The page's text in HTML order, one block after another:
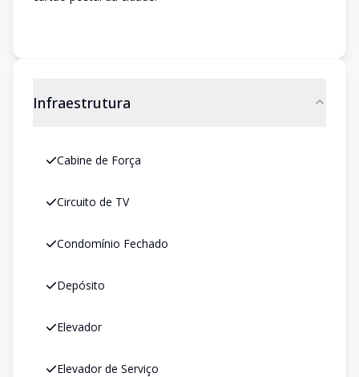
Infraestrutura
Cabine de Força
Circuito de TV
Condomínio Fechado
Depósito
Elevador
Elevador de Serviço